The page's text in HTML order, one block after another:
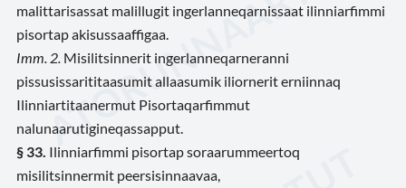
malittarisassat malillugit ingerlanneqarnissaat ilinniarfimmi
pisortap akisussaaffigaa.
Imm. 2. Misilitsinnerit ingerlanneqarneranni
pissusissarititaasumit allaasumik iliornerit erniinnaq
Ilinniartitaanermut Pisortaqarfimmut
nalunaarutigineqassapput.
§ 33. Ilinniarfimmi pisortap soraarummeertoq
misilitsinnermit peersisinnaavaa,